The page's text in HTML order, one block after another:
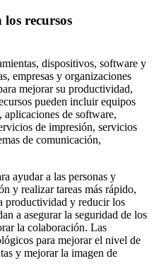
recursos
dispositivos, software y
empresas y organizaciones
mejorar su productividad,
pueden incluir equipos
de software,
de impresión, servicios
de comunicación,
ayudar a las personas y
y realizar tareas más rápido,
productividad y reducir los
a asegurar la seguridad de los
la colaboración. Las
para mejorar el nivel de
y mejorar la imagen de